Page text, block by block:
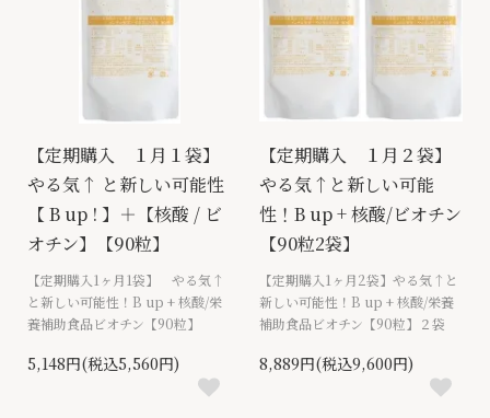
【定期購入 １月１袋】
やる気↑ と新しい可能性
【 B up ! 】＋【核酸 / ビ
オチン】【90粒】
【定期購入1ヶ月1袋】 やる気↑
と新しい可能性！B up + 核酸/栄
養補助食品ビオチン【90粒】
5,148円(税込5,560円)
【定期購入 １月２袋】
やる気↑と新しい可能
性！B up + 核酸/ビオチン
【90粒2袋】
【定期購入1ヶ月2袋】やる気↑と
新しい可能性！B up + 核酸/栄養
補助食品ビオチン【90粒】２袋
8,889円(税込9,600円)